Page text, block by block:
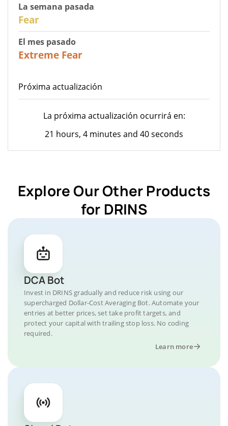
La semana pasada
Fear
El mes pasado
Extreme Fear
Próxima actualización
La próxima actualización ocurrirá en:
21 hours, 4 minutes and 40 seconds
Explore Our Other Products
for DRINS
DCA Bot
Invest in DRINS gradually and reduce risk using our
supercharged Dollar-Cost Averaging Bot. Automate your
entries at better prices, set take profit targets, and
protect your capital with trailing stop loss. No coding
required.
Learn more